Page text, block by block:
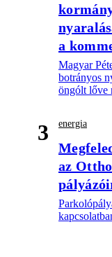
a
Magyar
botrányos
öngólt lőve
3 energia
az